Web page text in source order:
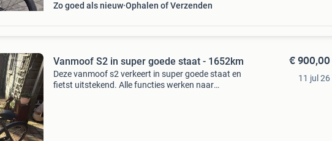
Zo goed als nieuw Ophalen of Verzenden
Vanmoof S2 in super goede staat - 1652km
Deze vanmoof s2 verkeert in super goede staat en
fietst uitstekend. Alle functies werken naar
€ 900,00
11 jul 26